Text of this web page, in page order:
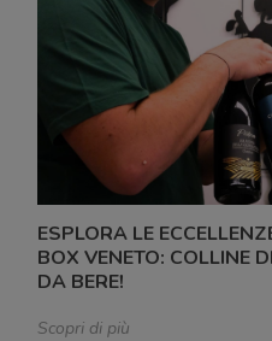
ESPLORA LE
BOX VENETO: COLLINE
DA BERE!
Scopri di più